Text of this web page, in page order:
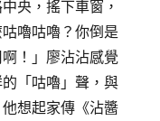
央，搖下車窗，
嚕咕嚕？你倒是
！」廖沾沾感覺
「咕嚕」聲，與
想起家傳《沾醬